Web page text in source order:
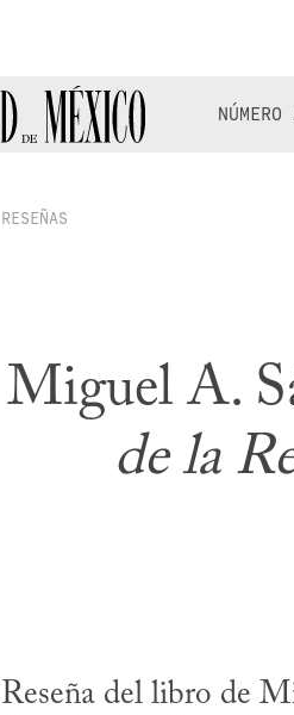
RESEÑAS
Miguel A.
de la
Reseña del libro de